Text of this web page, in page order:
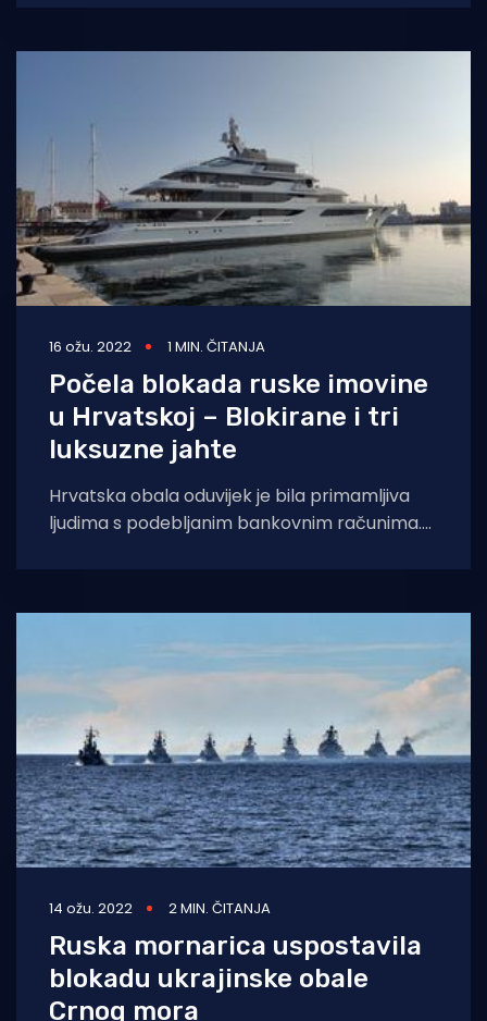
16 ožu. 2022 1 MIN. ČITANJA
Počela blokada ruske imovine
u Hrvatskoj – Blokirane i tri
luksuzne jahte
Hrvatska obala oduvijek je bila primamljiva
ljudima s podebljanim bankovnim računima.
14 ožu. 2022 2 MIN. ČITANJA
Ruska mornarica uspostavila
blokadu ukrajinske obale
Crnog mora